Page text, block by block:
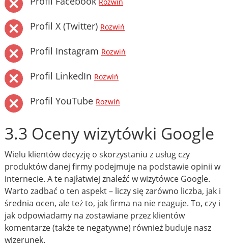
Rozwiń
Profil X (Twitter) Rozwiń
Profil Instagram Rozwiń
Profil LinkedIn Rozwiń
Profil YouTube Rozwiń
3.3 Oceny wizytówki Google
Wielu klientów decyzję o skorzystaniu z usług czy
produktów danej firmy podejmuje na podstawie opinii w
internecie. A te najłatwiej znaleźć w wizytówce Google.
Warto zadbać o ten aspekt – liczy się zarówno liczba, jak i
średnia ocen, ale też to, jak firma na nie reaguje. To, czy i
jak odpowiadamy na zostawiane przez klientów
komentarze (także te negatywne) również buduje nasz
wizerunek.